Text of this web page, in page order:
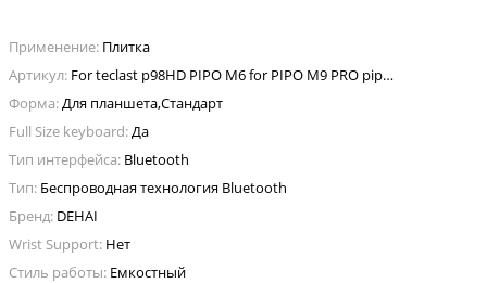
Применение: Плитка
Артикул:
For teclast p98HD PIPO M6 for PIPO M9 PRO pipo M8
Форма:Для планшета,Стандарт
Full Size keyboard:Да
Тип интерфейса: Bluetooth
Тип: Беспроводная технология Bluetooth
Бренд: DEHAI
Wrist Support: Нет
Стиль работы: Емкостный